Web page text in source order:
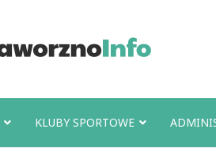
KLUBY SPORTOWE